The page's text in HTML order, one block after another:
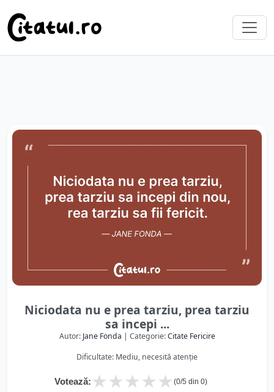
Niciodata nu e prea tarziu, prea tarziu
sa incepi ...
Autor: Jane Fonda | Categorie:Citate Fericire
Dificultate: Mediu, necesită atenție
Votează: ★
★
★
★
★ (0/5 din 0)